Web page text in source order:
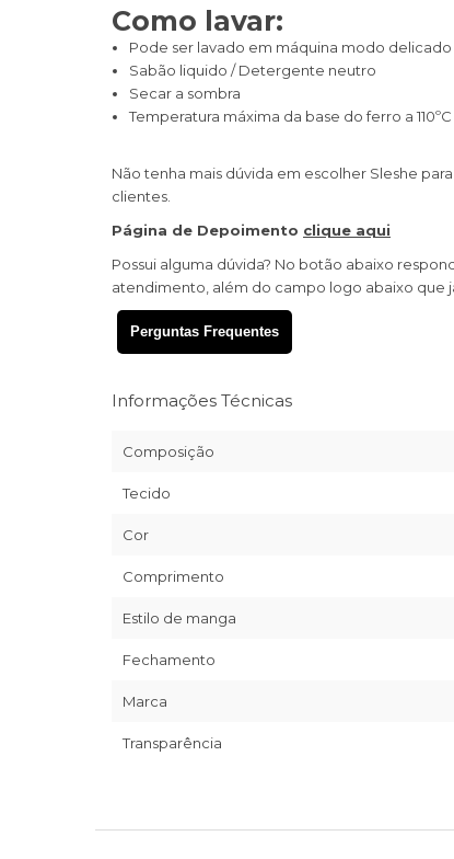
Como lavar:
Pode ser lavado em máquina modo delicado
Sabão liquido / Detergente neutro
Secar a sombra
Temperatura máxima da base do ferro a 110ºC
Não tenha mais dúvida em escolher Sleshe
clientes.
Página de Depoimento clique aqui
Possui alguma dúvida? No botão abaixo
atendimento, além do campo logo abaixo que
Perguntas Frequentes
Informações Técnicas
Composição
Tecido
Cor
Comprimento
Estilo de manga
Fechamento
Marca
Transparência